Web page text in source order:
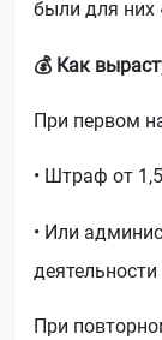
были для них
💰 Как
При первом
• Штраф от
• Или
При